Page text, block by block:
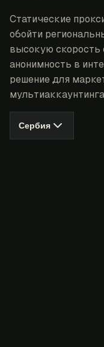
Статические
обойти
высокую скорость
анонимность в
решение для
Сербия